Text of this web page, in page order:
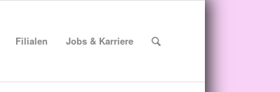
Filialen Jobs & Karriere